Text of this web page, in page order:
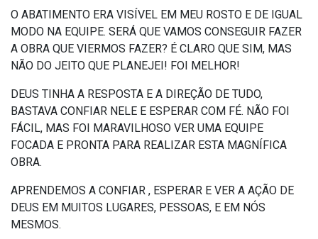
O ABATIMENTO ERA VISÍVEL EM MEU ROSTO E DE IGUAL
MODO NA EQUIPE. SERÁ QUE VAMOS CONSEGUIR FAZER
A OBRA QUE VIERMOS FAZER? É CLARO QUE SIM, MAS
NÃO DO JEITO QUE PLANEJEI! FOI MELHOR!
DEUS TINHA A RESPOSTA E A DIREÇÃO DE TUDO,
BASTAVA CONFIAR NELE E ESPERAR COM FÉ. NÃO FOI
FÁCIL, MAS FOI MARAVILHOSO VER UMA EQUIPE
FOCADA E PRONTA PARA REALIZAR ESTA MAGNÍFICA
OBRA.
APRENDEMOS A CONFIAR , ESPERAR E VER A AÇÃO DE
DEUS EM MUITOS LUGARES, PESSOAS, E EM NÓS
MESMOS.